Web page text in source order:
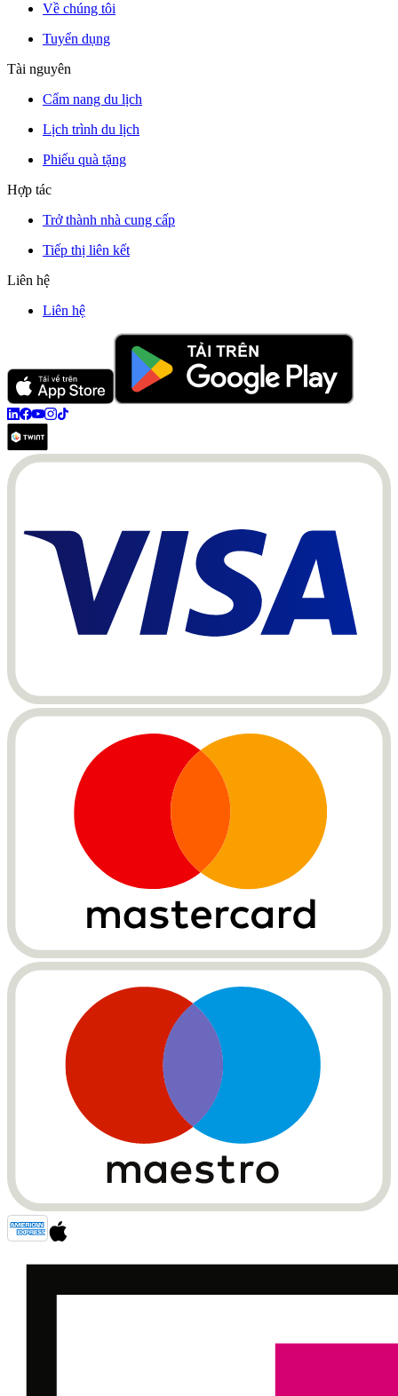
Về chúng tôi
Tuyển dụng
Tài nguyên
Cẩm nang du lịch
Lịch trình du lịch
Phiếu quà tặng
Hợp tác
Trở thành nhà cung cấp
Tiếp thị liên kết
Liên hệ
Liên hệ